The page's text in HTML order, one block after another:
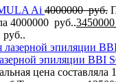
Ai 4000000руб.
4000000 руб..3450000
руб..
эпиляции BBI
цена составляла